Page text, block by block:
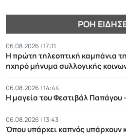
ΡΟΉ
06.08.2026 | 17:11
Η πρώτη τηλεοπτική καμπάνια
ηχηρό μήνυμα συλλογικής
06.08.2026 | 14:44
Η μαγεία του Φεστιβάλ Παπάγου
06.08.2026 | 13:43
Όπου υπάρχει καπνός υπάρχουν